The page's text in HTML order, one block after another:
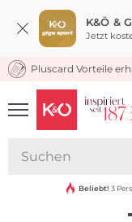
K&Ö &
Jetzt
Pluscard Vorteile
UNSERE APP
CLICK &
Beliebt! 3